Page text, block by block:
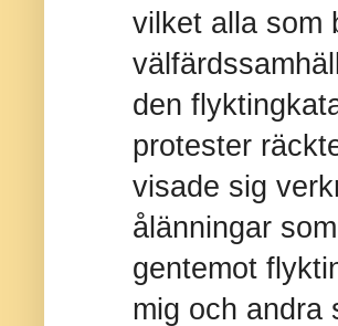
vilket alla som
den
protester
visade sig
ålänningar
gentemot
mig och andra